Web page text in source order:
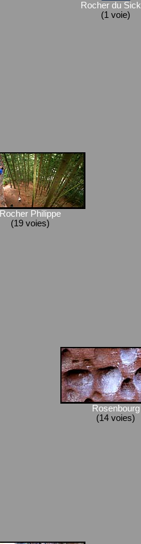
Rocher du
(1 voie)
Rocher Philippe
(19 voies)
Rosenbourg
(14 voies)